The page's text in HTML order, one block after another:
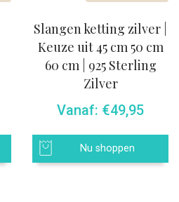
Slangen ketting zilver |
Keuze uit 45 cm 50 cm
60 cm | 925 Sterling
Zilver
Vanaf: €49,95
Nu shoppen